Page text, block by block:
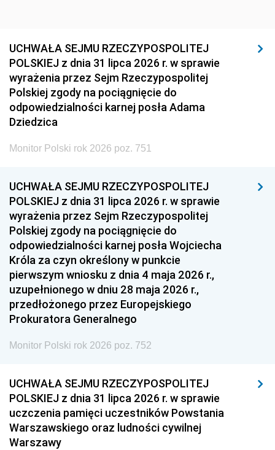
UCHWAŁA SEJMU RZECZYPOSPOLITEJ
POLSKIEJ z dnia 31 lipca 2026 r. w sprawie
wyrażenia przez Sejm Rzeczypospolitej
Polskiej zgody na pociągnięcie do
odpowiedzialności karnej posła Adama
Dziedzica
Monitor Polski rok 2026 poz. 751
UCHWAŁA SEJMU RZECZYPOSPOLITEJ
POLSKIEJ z dnia 31 lipca 2026 r. w sprawie
wyrażenia przez Sejm Rzeczypospolitej
Polskiej zgody na pociągnięcie do
odpowiedzialności karnej posła Wojciecha
Króla za czyn określony w punkcie
pierwszym wniosku z dnia 4 maja 2026 r.,
uzupełnionego w dniu 28 maja 2026 r.,
przedłożonego przez Europejskiego
Prokuratora Generalnego
Monitor Polski rok 2026 poz. 752
UCHWAŁA SEJMU RZECZYPOSPOLITEJ
POLSKIEJ z dnia 31 lipca 2026 r. w sprawie
uczczenia pamięci uczestników Powstania
Warszawskiego oraz ludności cywilnej
Warszawy